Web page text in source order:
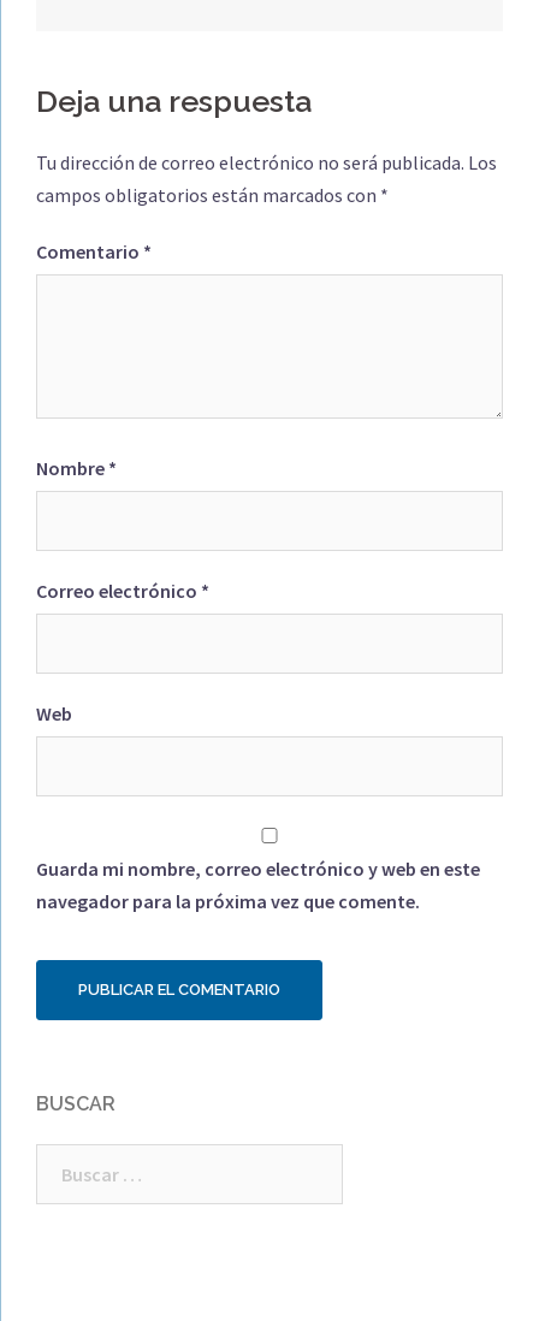
Deja una respuesta
Tu dirección de correo electrónico no será publicada. Los
campos obligatorios están marcados con *
Comentario *
Nombre *
Correo electrónico *
Web
Guarda mi nombre, correo electrónico y web en este
navegador para la próxima vez que comente.
BUSCAR